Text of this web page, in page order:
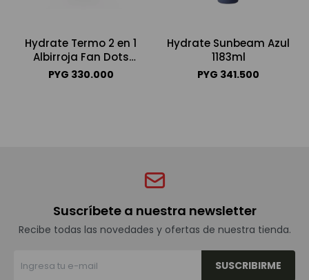
Hydrate Termo 2 en 1
Albirroja Fan Dots
680ml
PYG 330.000
Hydrate Sunbeam Azul
1183ml
PYG 341.500
Suscríbete a nuestra newsletter
Recibe todas las novedades y ofertas de nuestra tienda.
SUSCRIBIRME